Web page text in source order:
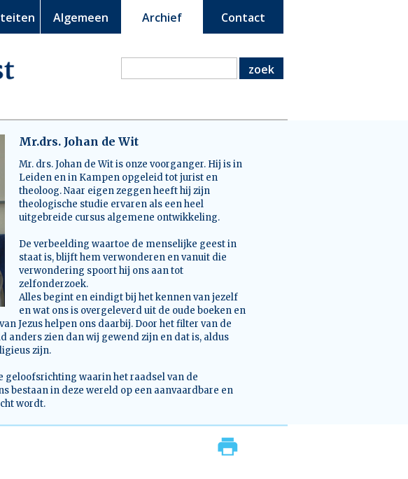
Algemeen Archief Contact
zoek
Mr.drs. Johan de Wit
Mr. drs. Johan de Wit is onze voorganger. Hij is in
Leiden en in Kampen opgeleid tot jurist en
theoloog. Naar eigen zeggen heeft hij zijn
theologische studie ervaren als een heel
uitgebreide cursus algemene ontwikkeling.
De verbeelding waartoe de menselijke geest in
staat is, blijft hem verwonderen en vanuit die
verwondering spoort hij ons aan tot
zelfonderzoek.
Alles begint en eindigt bij het kennen van jezelf
en wat ons is overgeleverd uit de oude boeken en
Jezus helpen ons daarbij. Door het filter van de
anders zien dan wij gewend zijn en dat is, aldus
zijn.
geloofsrichting waarin het raadsel van de
bestaan in deze wereld op een aanvaardbare en
wordt.